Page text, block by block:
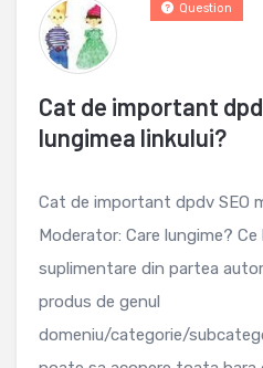
Cat de important
lungimea linkului?
Question
Cat de important dpdv SEO
Moderator: Care lungime? Ce
suplimentare din partea
produs de genul
domeniu/categorie/